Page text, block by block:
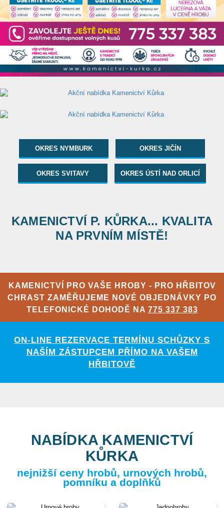
OKRES NYMBURK OKRES JIČÍN
OKRES SVITAVY OKRES ÚSTÍ NAD ORLICÍ
KAMENICTVÍ P. KŮRKA... KVALITA
NA PRVNÍM MÍSTĚ!
KAMENICTVÍ PRO VAŠE HROBY - PRO HŘBITOV
CHRAST ZAMĚŘUJEME NOVÉ OBJEDNÁVKY PO
TELEFONICKÉ DOHODĚ NA 775 337 383
ON-LINE REZERVACE TERMÍNU SCHŮZKY S
NAŠÍM ZÁSTUPCEM PŘÍMO NA VAŠEM
HŘBITOVĚ
NABÍDKA KAMENICTVÍ
KŮRKA
nejnižší ceny hrobů, urnových hrobů,
pomníku a doplňků